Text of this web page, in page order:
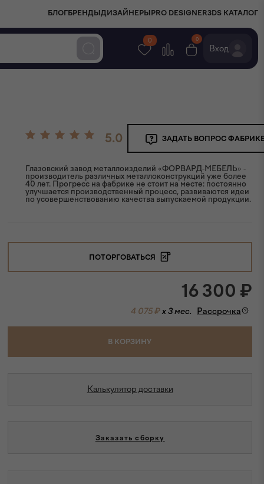
БЛОГ БРЕНДЫ ДИЗАЙНЕРЫ PRO DESIGNER3DS КАТАЛОГ
0 0
Вход
5.0 ЗАДАТЬ ВОПРОС
Глазовский завод металлоизделий «ФОРВАРД-МЕБЕЛЬ» -
производитель различных металлоконструкций уже более
40 лет. Прогресс на фабрике не стоит на месте: постоянно
улучшается производственный процесс, развиваются идеи
по усовершенствованию качества выпускаемой продукции.
ПОТОРГОВАТЬСЯ
16 300 ₽
4 075 ₽x 3 мес. Рассрочка
В КОРЗИНУ
Калькулятор доставки
Заказать сборку